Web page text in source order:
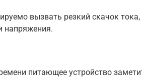
вызвать резкий скачок
напряжения.
питающее устройство